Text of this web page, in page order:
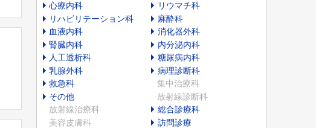
心療内科
リウマチ科
リハビリテーション科
麻酔科
血液内科
消化器外科
腎臓内科
内分泌内科
人工透析科
糖尿病内科
乳腺外科
病理診断科
救急科
集中治療科
その他
放射線診断科
放射線治療科
総合診療科
美容皮膚科
訪問診療